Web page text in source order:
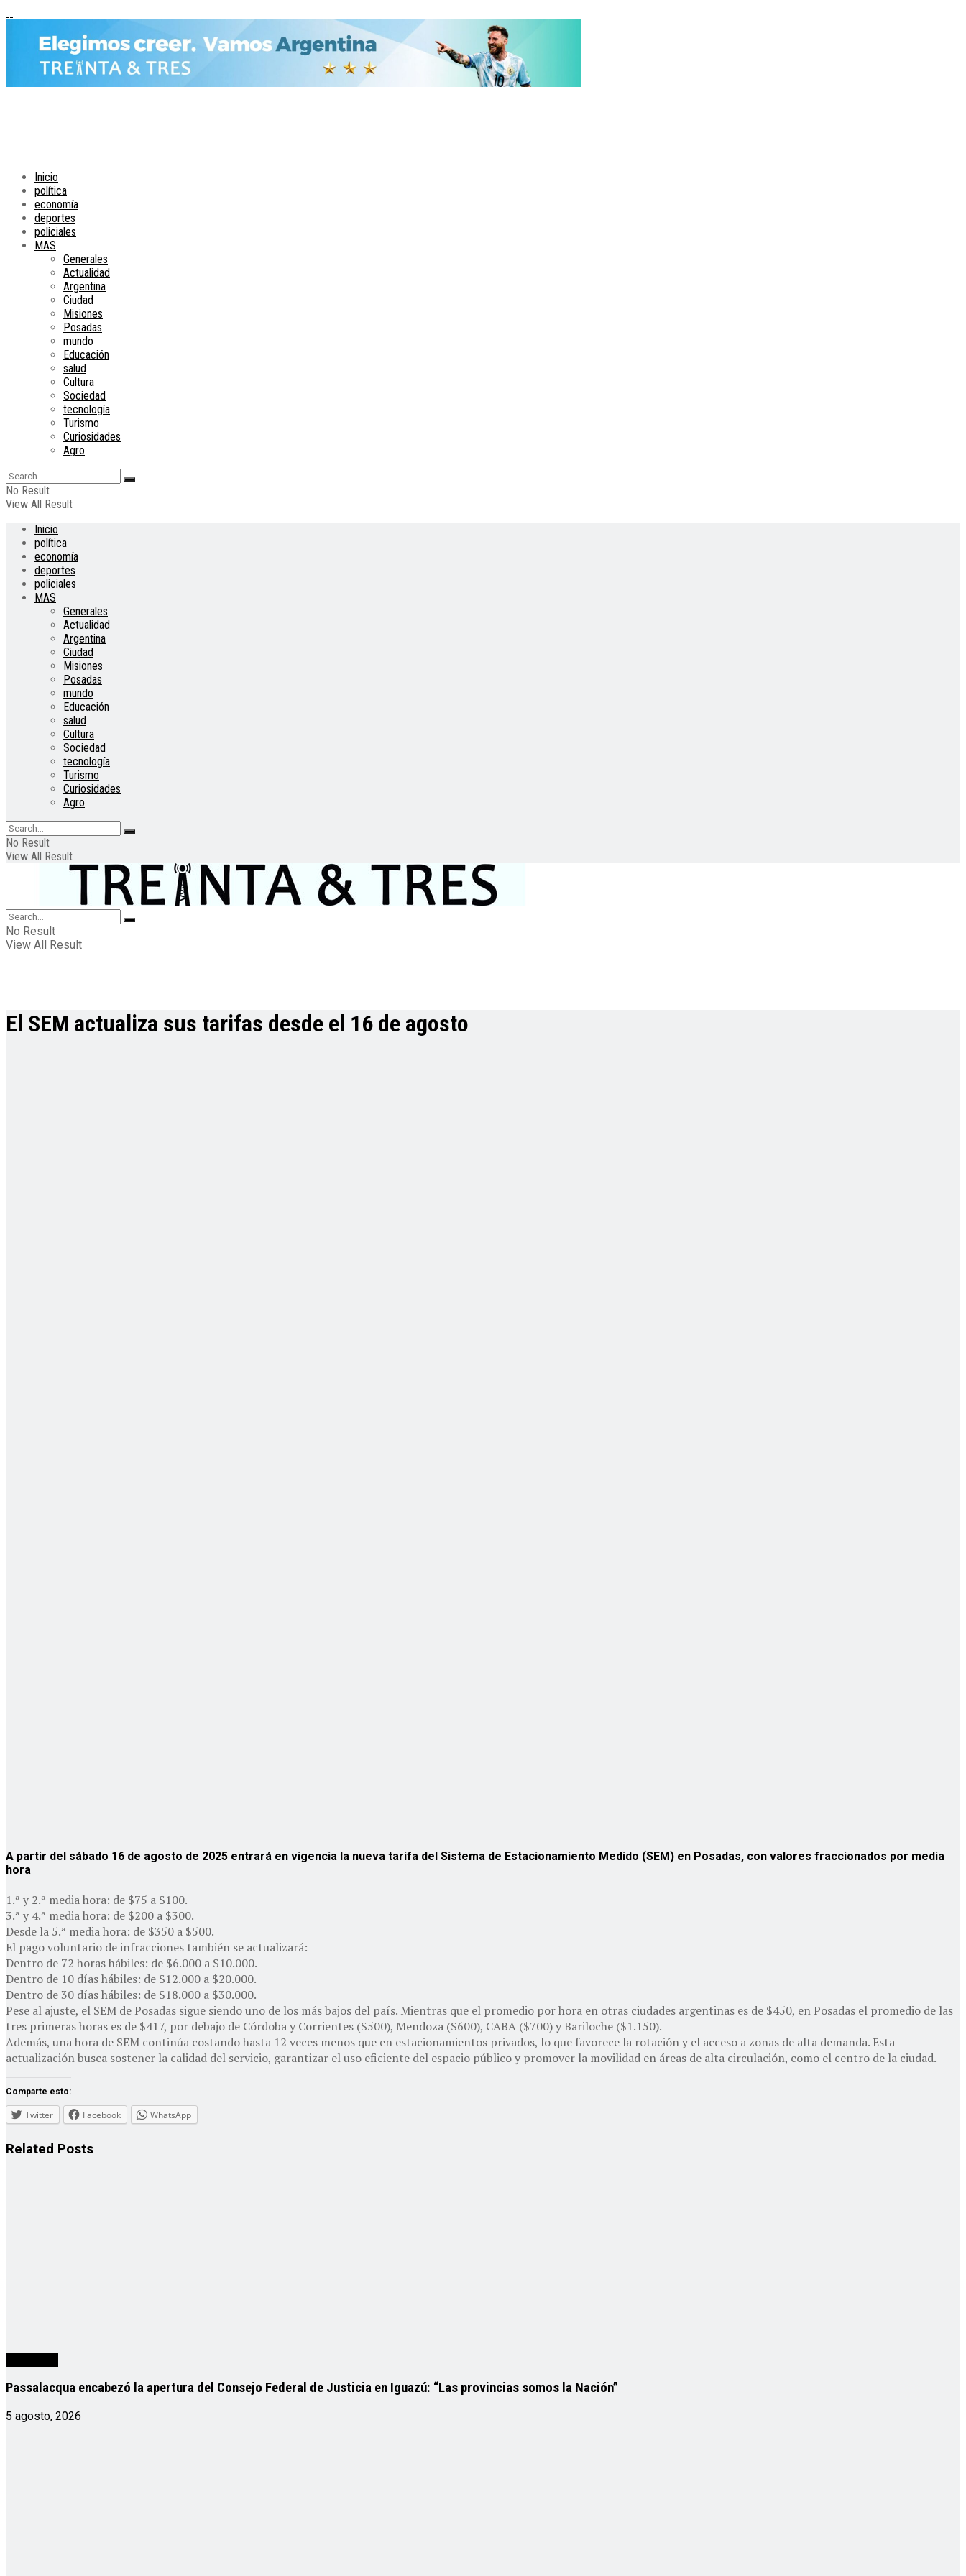
Inicio
política
economía
deportes
policiales
MAS
Generales
Actualidad
Argentina
Ciudad
Misiones
Posadas
mundo
Educación
salud
Cultura
Sociedad
tecnología
Turismo
Curiosidades
Agro
No Result
View All Result
Inicio
política
economía
deportes
policiales
MAS
Generales
Actualidad
Argentina
Ciudad
Misiones
Posadas
mundo
Educación
salud
Cultura
Sociedad
tecnología
Turismo
Curiosidades
Agro
No Result
View All Result
No Result
View All Result
El SEM actualiza sus tarifas desde el 16 de agosto
A partir del sábado 16 de agosto de 2025 entrará en vigencia la nueva tarifa del Sistema de Estacionamiento Medido (SEM) en Posadas, con valores fraccionados por media
hora
1.ª y 2.ª media hora: de $75 a $100.
3.ª y 4.ª media hora: de $200 a $300.
Desde la 5.ª media hora: de $350 a $500.
El pago voluntario de infracciones también se actualizará:
Dentro de 72 horas hábiles: de $6.000 a $10.000.
Dentro de 10 días hábiles: de $12.000 a $20.000.
Dentro de 30 días hábiles: de $18.000 a $30.000.
Pese al ajuste, el SEM de Posadas sigue siendo uno de los más bajos del país. Mientras que el promedio por hora en otras ciudades argentinas es de $450, en Posadas el promedio de las
tres primeras horas es de $417, por debajo de Córdoba y Corrientes ($500), Mendoza ($600), CABA ($700) y Bariloche ($1.150).
Además, una hora de SEM continúa costando hasta 12 veces menos que en estacionamientos privados, lo que favorece la rotación y el acceso a zonas de alta demanda. Esta
actualización busca sostener la calidad del servicio, garantizar el uso eficiente del espacio público y promover la movilidad en áreas de alta circulación, como el centro de la ciudad.
Comparte esto:
Twitter Facebook WhatsApp
Related Posts
Passalacqua encabezó la apertura del Consejo Federal de Justicia en Iguazú: “Las provincias somos la Nación”
5 agosto, 2026